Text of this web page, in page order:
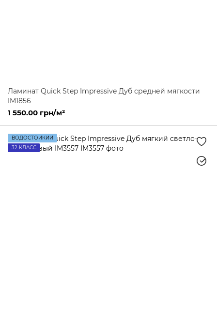
Ламинат Quick Step Impressive Дуб средней мягкости
IM1856
1 550.00 грн/м²
ВОДОСТОЙКИЙ
32 КЛАСС